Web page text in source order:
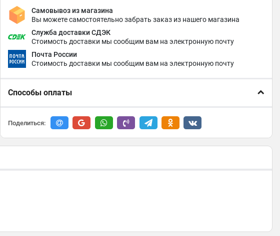
Самовывоз из магазина
Вы можете самостоятельно забрать заказ из нашего магазина
Служба доставки СДЭК
Стоимость доставки мы сообщим вам на электронную почту
Почта России
Стоимость доставки мы сообщим вам на электронную почту
Способы оплаты
Поделиться: